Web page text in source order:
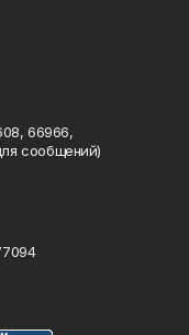
66966,
сообщений)